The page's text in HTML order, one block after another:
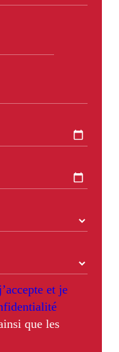
et je
que les